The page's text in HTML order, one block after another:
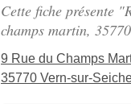
Cette fiche présente
champs martin,
9 Rue du Champs
35770 Vern-sur-